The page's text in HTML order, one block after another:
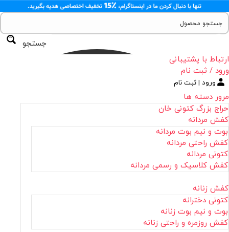
جستجو
ارتباط با پشتیبانی
ورود / ثبت نام
ورود | ثبت نام
مرور دسته ها
حراج بزرگ کتونی خان
کفش مردانه
بوت و نیم بوت مردانه
کفش راحتی مردانه
کتونی مردانه
کفش کلاسیک و رسمی مردانه
کفش زنانه
کتونی دخترانه
بوت و نیم بوت زنانه
کفش روزمره و راحتی زنانه